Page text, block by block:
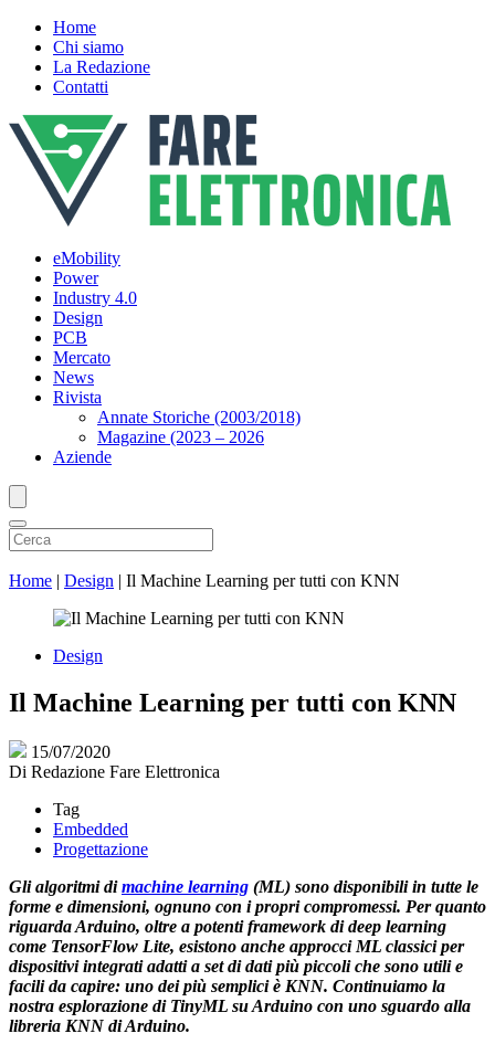
Home
Chi siamo
La Redazione
Contatti
eMobility
Power
Industry 4.0
Design
PCB
Mercato
News
Rivista
Annate Storiche (2003/2018)
Magazine (2023 – 2026
Aziende
Home | Design | Il Machine Learning per tutti con KNN
Design
Il Machine Learning per tutti con KNN
15/07/2020
Di Redazione Fare Elettronica
Tag
Embedded
Progettazione
Gli algoritmi dimachine learning (ML) sono disponibili in tutte le
forme e dimensioni, ognuno con i propri compromessi. Per quanto
riguarda Arduino, oltre a potenti framework di deep learning
come TensorFlow Lite, esistono anche approcci ML classici per
dispositivi integrati adatti a set di dati più piccoli che sono utili e
facili da capire: uno dei più semplici è KNN. Continuiamo la
nostra esplorazione di TinyML su Arduino con uno sguardo alla
libreria KNN di Arduino.